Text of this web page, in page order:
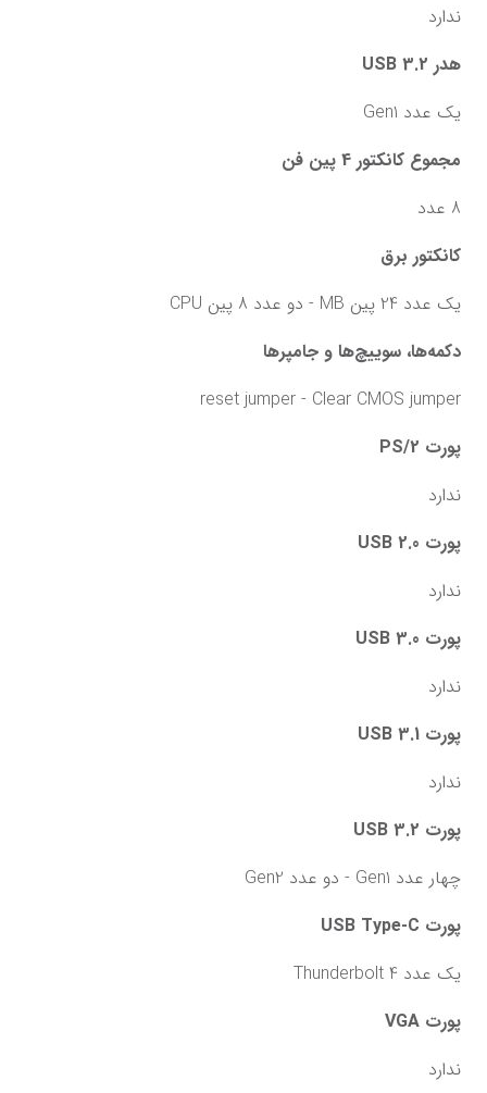
ندارد
هدر USB 3.2
یک عدد Gen1
مجموع کانکتور 4 پین فن
8 عدد
کانکتور برق
یک عدد 24 پین MB - دو عدد 8 پین CPU
دکمه‌ها، سوییچ‌ها و جامپرها
reset jumper - Clear CMOS jumper
پورت PS/2
ندارد
پورت USB 2.0
ندارد
پورت USB 3.0
ندارد
پورت USB 3.1
ندارد
پورت USB 3.2
چهار عدد Gen1 - دو عدد Gen2
پورت USB Type-C
یک عدد Thunderbolt 4
پورت VGA
ندارد